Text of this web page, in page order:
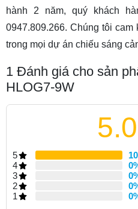
hành 2 năm, quý khách
0947.809.266. Chúng tôi
trong mọi dự án chiếu sáng
1 Đánh giá cho sản
HLOG7-9W
5.0
5
4
3
2
1